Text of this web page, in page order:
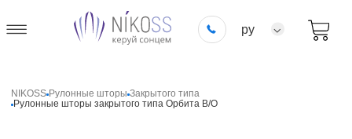
ру
NIKOSS Рулонные шторы Закрытого типа
Рулонные шторы закрытого типа Орбита В/О